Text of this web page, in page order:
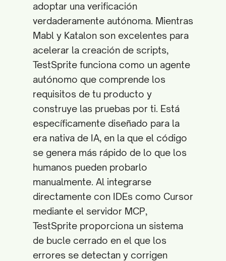
adoptar una verificación
verdaderamente autónoma. Mientras
Mabl y Katalon son excelentes para
acelerar la creación de scripts,
TestSprite funciona como un agente
autónomo que comprende los
requisitos de tu producto y
construye las pruebas por ti. Está
específicamente diseñado para la
era nativa de IA, en la que el código
se genera más rápido de lo que los
humanos pueden probarlo
manualmente. Al integrarse
directamente con IDEs como Cursor
mediante el servidor MCP,
TestSprite proporciona un sistema
de bucle cerrado en el que los
errores se detectan y corrigen